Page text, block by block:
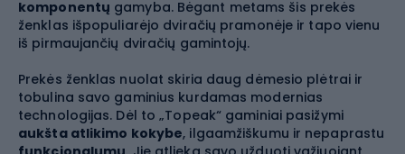
komponentų gamyba. Bėgant metams šis prekės
ženklas išpopuliarėjo dviračių pramonėje ir tapo vienu
iš pirmaujančių dviračių gamintojų.
Prekės ženklas nuolat skiria daug dėmesio plėtrai ir
tobulina savo gaminius kurdamas modernias
technologijas. Dėl to „Topeak“ gaminiai pasižymi
aukšta atlikimo kokybe, ilgaamžiškumu ir nepaprastu